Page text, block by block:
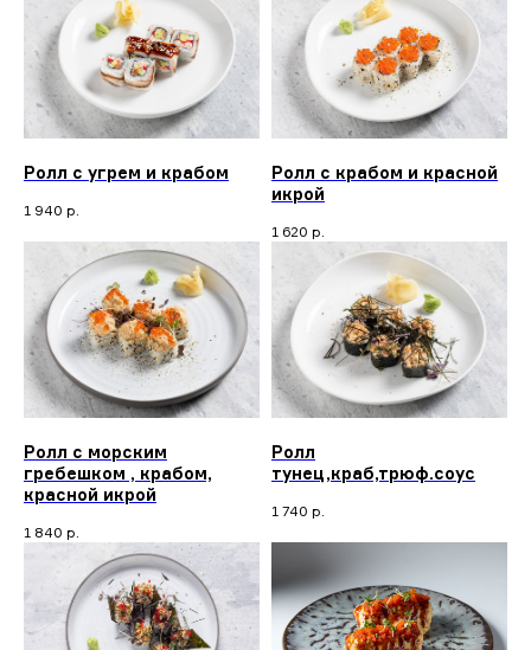
Ролл с угрем и крабом
1 940 р.
Ролл с крабом и красной
икрой
1 620 р.
Ролл с морским
гребешком , крабом,
красной икрой
1 840 р.
Ролл
тунец,краб,трюф.соус
1 740 р.